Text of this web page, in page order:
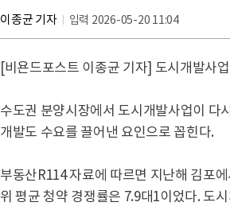
이종균 기자 입력 2026-05-20 11:04
[비욘드포스트 이종균 기자] 도시개발사
수도권 분양시장에서 도시개발사업이 다
개발도 수요를 끌어낸 요인으로 꼽힌다.
부동산R114 자료에 따르면 지난해 김포
위 평균 청약 경쟁률은 7.9대1이었다. 도